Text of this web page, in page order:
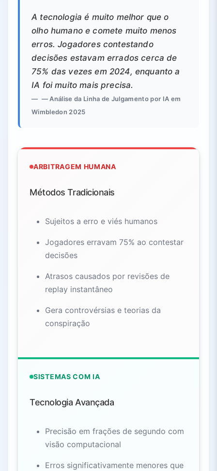
A tecnologia é muito melhor que o
olho humano e comete muito menos
erros. Jogadores contestando
decisões estavam errados cerca de
75% das vezes em 2024, enquanto a
IA foi muito mais precisa.
— Análise da Linha de Julgamento por IA em
Wimbledon 2025
ARBITRAGEM HUMANA
Métodos Tradicionais
Sujeitos a erro e viés humanos
Jogadores erravam 75% ao contestar
decisões
Atrasos causados por revisões de
replay instantâneo
Gera controvérsias e teorias da
conspiração
SISTEMAS COM IA
Tecnologia Avançada
Precisão em frações de segundo com
visão computacional
Erros significativamente menores que